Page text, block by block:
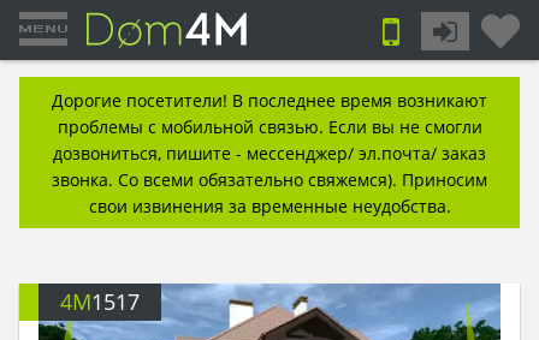
Дорогие посетители! В последнее время возникают
проблемы с мобильной связью. Если вы не смогли
дозвониться, пишите - мессенджер/ эл.почта/ заказ
звонка. Со всеми обязательно свяжемся). Приносим
свои извинения за временные неудобства.
4M1517